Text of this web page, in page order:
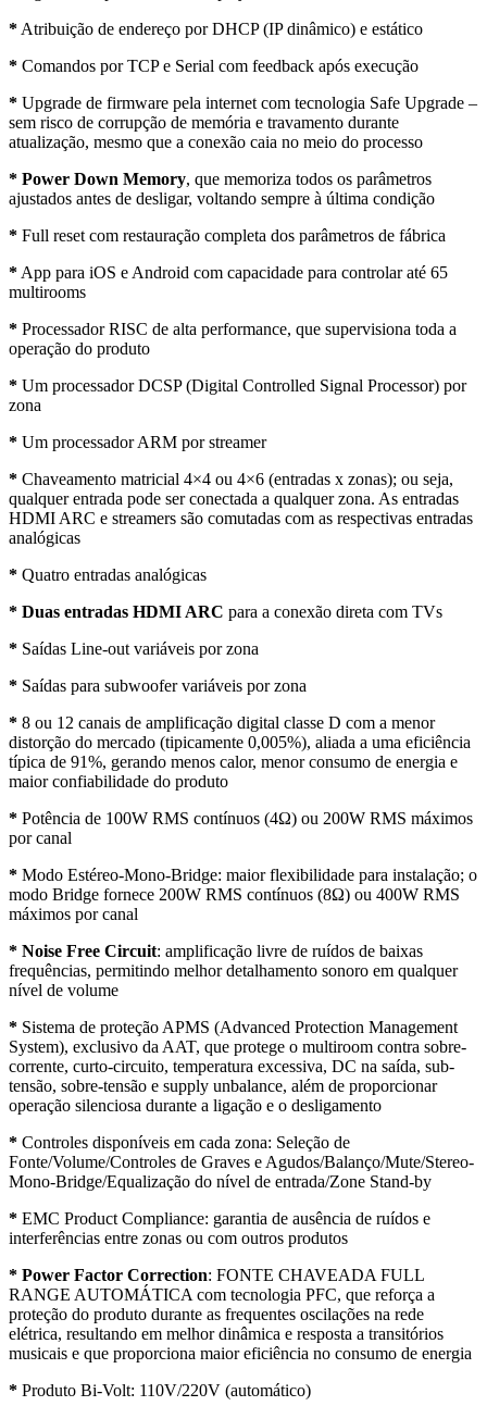
* Atribuição de endereço por DHCP (IP dinâmico) e estático
* Comandos por TCP e Serial com feedback após execução
* Upgrade de firmware pela internet com tecnologia Safe Upgrade –
sem risco de corrupção de memória e travamento durante
atualização, mesmo que a conexão caia no meio do processo
* Power Down Memory, que memoriza todos os parâmetros
ajustados antes de desligar, voltando sempre à última condição
* Full reset com restauração completa dos parâmetros de fábrica
* App para iOS e Android com capacidade para controlar até 65
multirooms
* Processador RISC de alta performance, que supervisiona toda a
operação do produto
* Um processador DCSP (Digital Controlled Signal Processor) por
zona
* Um processador ARM por streamer
* Chaveamento matricial 4×4 ou 4×6 (entradas x zonas); ou seja,
qualquer entrada pode ser conectada a qualquer zona. As entradas
HDMI ARC e streamers são comutadas com as respectivas entradas
analógicas
* Quatro entradas analógicas
* Duas entradas HDMI ARC para a conexão direta com TVs
* Saídas Line-out variáveis por zona
* Saídas para subwoofer variáveis por zona
* 8 ou 12 canais de amplificação digital classe D com a menor
distorção do mercado (tipicamente 0,005%), aliada a uma eficiência
típica de 91%, gerando menos calor, menor consumo de energia e
maior confiabilidade do produto
* Potência de 100W RMS contínuos (4Ω) ou 200W RMS máximos
por canal
* Modo Estéreo-Mono-Bridge: maior flexibilidade para instalação; o
modo Bridge fornece 200W RMS contínuos (8Ω) ou 400W RMS
máximos por canal
* Noise Free Circuit: amplificação livre de ruídos de baixas
frequências, permitindo melhor detalhamento sonoro em qualquer
nível de volume
* Sistema de proteção APMS (Advanced Protection Management
System), exclusivo da AAT, que protege o multiroom contra sobre-
corrente, curto-circuito, temperatura excessiva, DC na saída, sub-
tensão, sobre-tensão e supply unbalance, além de proporcionar
operação silenciosa durante a ligação e o desligamento
* Controles disponíveis em cada zona: Seleção de
Fonte/Volume/Controles de Graves e Agudos/Balanço/Mute/Stereo-
Mono-Bridge/Equalização do nível de entrada/Zone Stand-by
* EMC Product Compliance: garantia de ausência de ruídos e
interferências entre zonas ou com outros produtos
* Power Factor Correction: FONTE CHAVEADA FULL
RANGE AUTOMÁTICA com tecnologia PFC, que reforça a
proteção do produto durante as frequentes oscilações na rede
elétrica, resultando em melhor dinâmica e resposta a transitórios
musicais e que proporciona maior eficiência no consumo de energia
* Produto Bi-Volt: 110V/220V (automático)